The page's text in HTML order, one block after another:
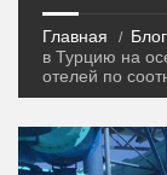
Главная Блог
в Турцию на
отелей по